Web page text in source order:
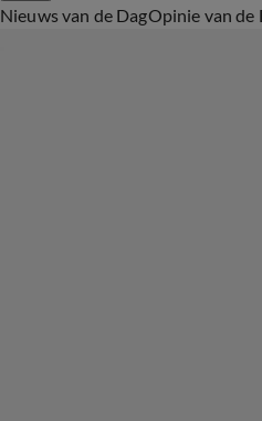
Nieuws van de DagOpinie van de